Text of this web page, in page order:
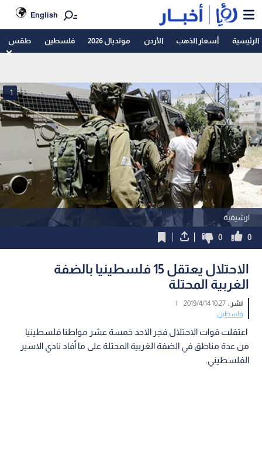
English
الرئيسية أسعار الذهب الأردن مونديال 2026 فلسطين طقس
ارشيفية
1
0
0
الاحتلال يعتقل 15 فلسطينيا بالضفة
الغربية المحتلة
نشر :10:27 2019/4/14
|
فلسطين
اعتقلت قوات الاحتلال فجر الاحد خمسة عشر مواطنا فلسطينيا
من عدة مناطق في الضفة الغربية المحتلة على ما أفاد نادي الاسير
الفلسطيني.